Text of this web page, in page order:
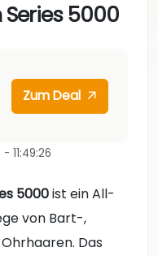
Series 5000
Zum Deal
11:49:26
5000ist ein All-
von Bart-,
Das